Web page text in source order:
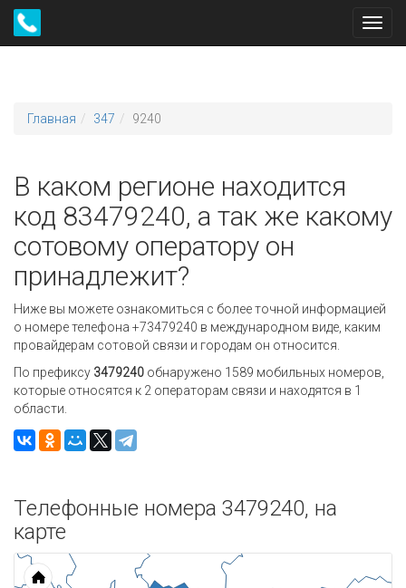
Главная 347 9240
В каком регионе находится
код 83479240, а так же какому
сотовому оператору он
принадлежит?
Ниже вы можете ознакомиться с более точной информацией
о номере телефона +73479240 в международном виде, каким
провайдерам сотовой связи и городам он относится.
По префиксу 3479240 обнаружено 1589 мобильных номеров,
которые относятся к 2 операторам связи и находятся в 1
области.
Телефонные номера 3479240, на
карте